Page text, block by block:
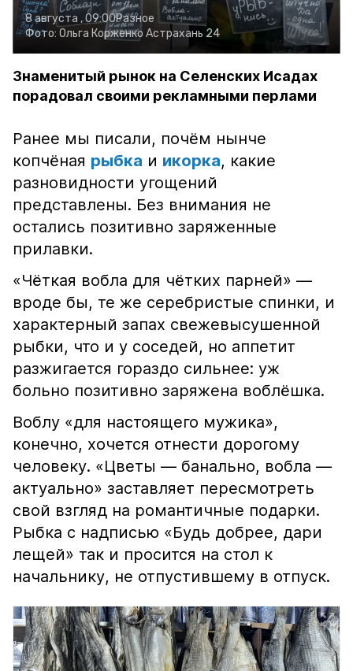
8 августа , 09:00Разное
Фото: Ольга Корженко Астрахань 24
Знаменитый рынок на Селенских Исадах
порадовал своими рекламными перлами
Ранее мы писали, почём нынче
копчёная рыбка и икорка, какие
разновидности угощений
представлены. Без внимания не
остались позитивно заряженные
прилавки.
«Чёткая вобла для чётких парней» —
вроде бы, те же серебристые спинки, и
характерный запах свежевысушенной
рыбки, что и у соседей, но аппетит
разжигается гораздо сильнее: уж
больно позитивно заряжена воблёшка.
Воблу «для настоящего мужика»,
конечно, хочется отнести дорогому
человеку. «Цветы — банально, вобла —
актуально» заставляет пересмотреть
свой взгляд на романтичные подарки.
Рыбка с надписью «Будь добрее, дари
лещей» так и просится на стол к
начальнику, не отпустившему в отпуск.